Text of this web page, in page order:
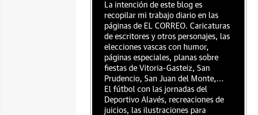
La intención de este blog es
recopilar mi trabajo diario en las
páginas de EL CORREO. Caricaturas
de escritores y otros personajes, las
elecciones vascas con humor,
páginas especiales, planas sobre
fiestas de Vitoria-Gasteiz, San
Prudencio, San Juan del Monte,...
El fútbol con las jornadas del
Deportivo Alavés, recreaciones de
juicios, las ilustraciones para